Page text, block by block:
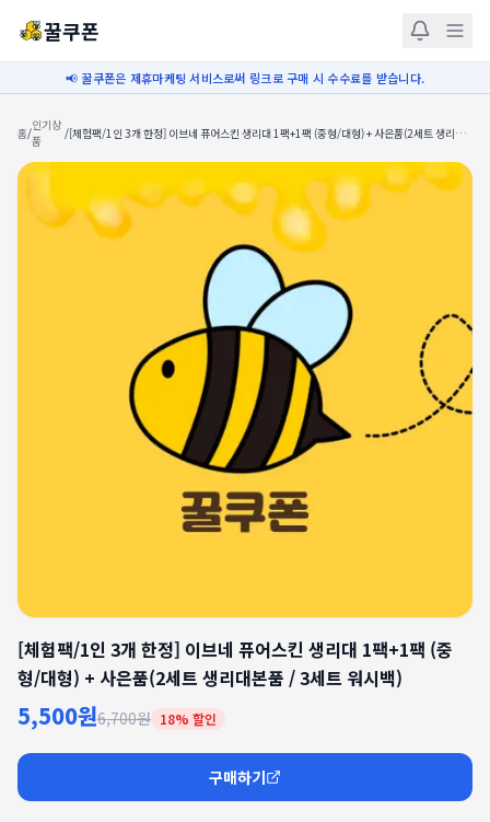
꿀쿠폰
📢 꿀쿠폰은 제휴마케팅 서비스로써 링크로 구매 시 수수료를 받습니다.
홈/인기상
품
/[체험팩/1인 3개 한정] 이브네 퓨어스킨 생리대 1팩+1팩 (중형/대형) + 사은품(2세트 생리대
[체험팩/1인 3개 한정] 이브네 퓨어스킨 생리대 1팩+1팩 (중
형/대형) + 사은품(2세트 생리대본품 / 3세트 워시백)
5,500원6,700원 18% 할인
구매하기